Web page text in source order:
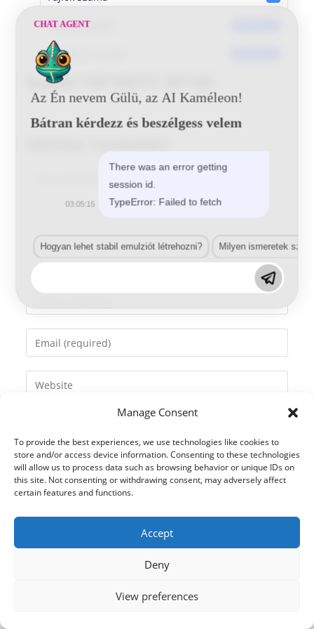
Manage Consent
To provide the best experiences, we use technologies like cookies to
store and/or access device information. Consenting to these technologies
will allow us to process data such as browsing behavior or unique IDs on
this site. Not consenting or withdrawing consent, may adversely affect
certain features and functions.
Accept
Deny
View preferences
Dátumkészítés
Utoljára frissített
Suzuki 15P R0771 29 145
Enter
your
name
Enter
your
email
address
Enter
your
(optional)
© 2021 Kaméleon Hungary Kft. Minden jog fenntartva. All rights
CHAT AGENT
Az Én nevem Gülü, az AI Kaméleon!
Bátran kérdezz és beszélgess velem
There was an error getting
session id.
TypeError: Failed to fetch
03:05:15
Hogyan lehet stabil emulziót létrehozni? Milyen ismeretek